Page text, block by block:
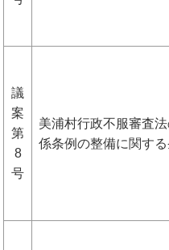
議
案
第
8
号
美浦村行政不服審査
係条例の整備に関する